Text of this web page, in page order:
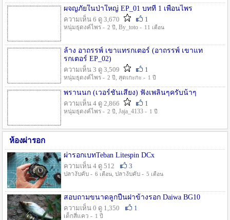
ผจญภัยในป่าใหญ่ EP_01 บทที่ 1 เพื่อนไพร
ความเห็น 6 ดู 3,670
1
หนุ่มธุดงค์ไพร - 2 ปี , By_toto - 11 เดือน
ล้าง อาถรรพ์ เขาแทรกเตอร์ (อาถรรพ์ เขาแท
รกเตอร์ EP_02)
ความเห็น 3 ดู 3,509
1
หนุ่มธุดงค์ไพร - 2 ปี , สุดเกะกะ - 1 ปี
พรานนก (เวอร์ชั่นเสียง) ฟังเพลินๆครับน้าๆ
ความเห็น 4 ดู 2,866
1
หนุ่มธุดงค์ไพร - 2 ปี , Jaja_4133 - 1 ปี
ห้องผ่ารอก
ผ่ารอกเบทTeban Litespin DCx
ความเห็น 4 ดู 512
3
ปลางับคับ - 6 เดือน, ปลางับคับ - 5 เดือน
สอบถามขนาดลูกปืนฝาข้างรอก Daiwa BG10
ความเห็น 0 ดู 1,350
1
เด็กสี่แคว - 1 ปี